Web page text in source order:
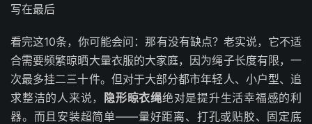
写在最后
看完这10条，你可能会问：那有没有缺点？老实说，它不适
合需要频繁晾晒大量衣服的大家庭，因为绳子长度有限，一
次最多挂二三十件。但对于大部分都市年轻人、小户型、追
求整洁的人来说，
隐形晾衣绳绝对是提升生活幸福感的利
器。而且安装超简单——量好距离、打孔或贴胶、固定底